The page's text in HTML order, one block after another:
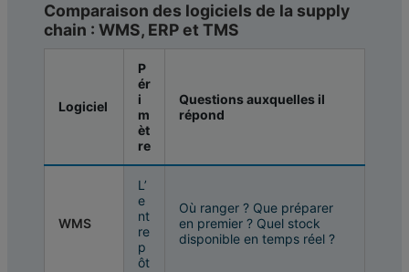
Comparaison des logiciels de la supply
chain : WMS, ERP et TMS
Logiciel
P
ér
i
m
èt
re
Questions auxquelles il
répond
WMS
L’
e
nt
re
p
ôt
Où ranger ? Que préparer
en premier ? Quel stock
disponible en temps réel ?